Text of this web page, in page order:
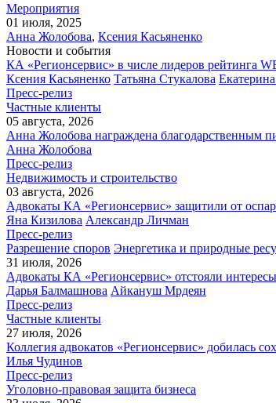
Мероприятия
01 июля, 2025
Анна Жолобова, Ксения Касьяненко
Новости и события
КА «Регионсервис» в числе лидеров рейтинга
Ксения Касьяненко Татьяна Стукалова
Пресс-релиз
Частные клиенты
05 августа, 2026
Анна Жолобова награждена благодарственным
Анна Жолобова
Пресс-релиз
Недвижимость и строительство
03 августа, 2026
Адвокаты КА «Регионсервис» защитили от
Яна Кизилова Александр Личман
Пресс-релиз
Разрешение споров Энергетика и природные
31 июля, 2026
Адвокаты КА «Регионсервис» отстояли
Дарья Балмашнова Айкануш Мрдеян
Пресс-релиз
Частные клиенты
27 июля, 2026
Коллегия адвокатов «Регионсервис» добилась
Илья Чудинов
Пресс-релиз
Уголовно-правовая защита бизнеса